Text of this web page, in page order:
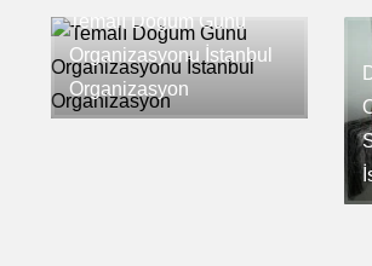
Temalı Doğum Günü
Organizasyonu İstanbul
Organizasyon